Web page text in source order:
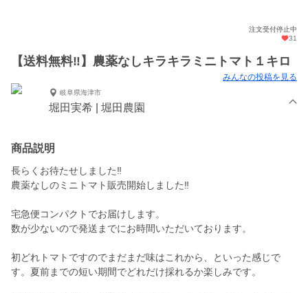
注文受付停止中
31
【送料無料‼︎】農薬なしキラキラミニトマト１キロ
みんなの投稿を見る
岐阜県海津市
堀田実希 | 堀田農園
商品説明
長らくお待たせしました‼︎
農薬なしのミニトマト販売開始しました‼︎
宅急便コンパクトでお届けします。
数が少ないので発送までにお時間いただいております。
初どれトマトですのでまだまだ味はこれから、といった感じで
す。夏前までの短い期間でどれだけ採れるか楽しみです。